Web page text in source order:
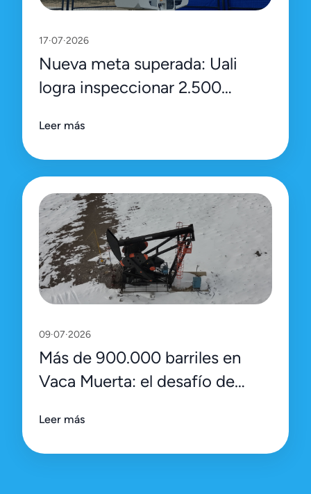
17·07·2026
Nueva meta superada: Uali
logra inspeccionar 2.500
Leer más
09·07·2026
Más de 900.000 barriles en
Vaca Muerta: el desafío de
eficiencia y datos de precisión
Leer más